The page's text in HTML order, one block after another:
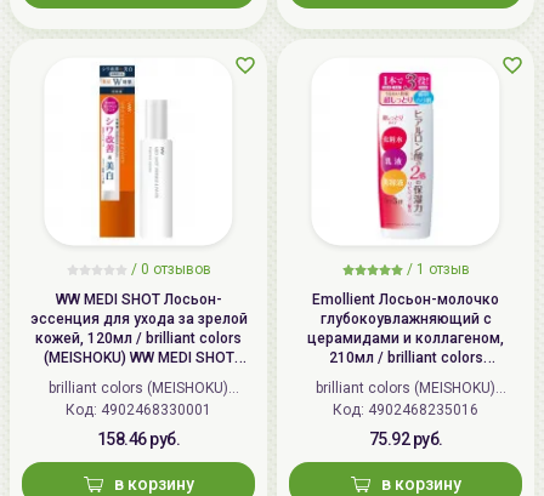
/ 0 отзывов
WW MEDI SHOT Лосьон-
эссенция для ухода за зрелой
кожей, 120мл / brilliant colors
(MEISHOKU) WW MEDI SHOT
WRINKLE&WHITE ESSENCE
LOTION
brilliant colors (MEISHOKU)
(Япония)
Код: 4902468330001
158.46 руб.
в корзину
/ 1 отзыв
Emollient Лосьон-молочко
глубокоувлажняющий c
церамидами и коллагеном,
210мл / brilliant colors
(MEISHOKU) Emollient Extra Lotion
Very Moisture
brilliant colors (MEISHOKU)
(Япония)
Код: 4902468235016
75.92 руб.
в корзину